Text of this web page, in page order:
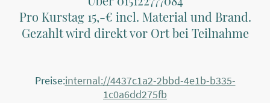
Pro Kurstag 15,-€ incl. Material und Brand.
Gezahlt wird direkt vor Ort bei Teilnahme
Preise:internal://4437c1a2-2bbd-4e1b-b335-
1c0a6dd275fb